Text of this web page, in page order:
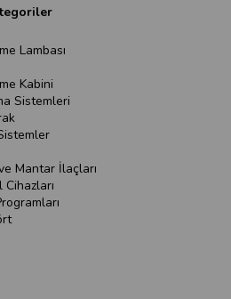
Lambası
Kabini
Sistemleri
Mantar İlaçları